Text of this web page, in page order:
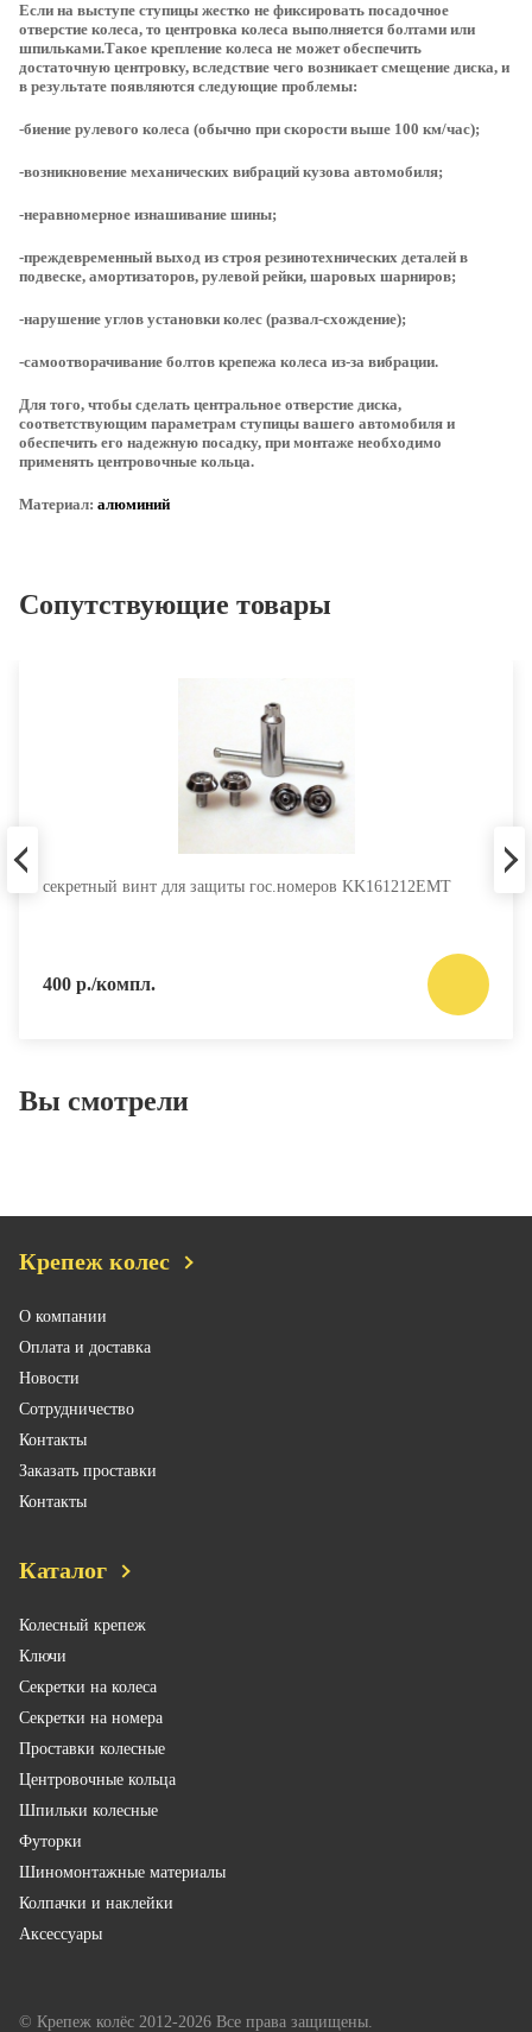
Если на выступе ступицы жестко не фиксировать посадочное
отверстие колеса, то центровка колеса выполняется болтами или
шпильками.Такое крепление колеса не может обеспечить
достаточную центровку, вследствие чего возникает смещение диска, и
в результате появляются следующие проблемы:
-биение рулевого колеса (обычно при скорости выше 100 км/час);
-возникновение механических вибраций кузова автомобиля;
-неравномерное изнашивание шины;
-преждевременный выход из строя резинотехнических деталей в
подвеске, амортизаторов, рулевой рейки, шаровых шарниров;
-нарушение углов установки колес (развал-схождение);
-самоотворачивание болтов крепежа колеса из-за вибрации.
Для того, чтобы сделать центральное отверстие диска,
соответствующим параметрам ступицы вашего автомобиля и
обеспечить его надежную посадку, при монтаже необходимо
применять центровочные кольца.
Материал: алюминий
Сопутствующие товары
секретный винт для защиты гос.номеров KK161212EMT
400 р./компл.
Вы смотрели
Крепеж колес
О компании
Оплата и доставка
Новости
Сотрудничество
Контакты
Заказать проставки
Контакты
Каталог
Колесный крепеж
Ключи
Секретки на колеса
Секретки на номера
Проставки колесные
Центровочные кольца
Шпильки колесные
Футорки
Шиномонтажные материалы
Колпачки и наклейки
Аксессуары
© Крепеж колёс 2012-2026 Все права защищены.